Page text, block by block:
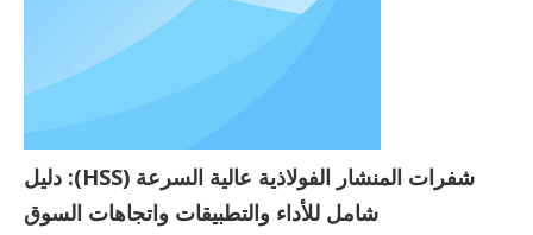
شفرات المنشار الفولاذية عالية السرعة (HSS): دليل
شامل للأداء والتطبيقات واتجاهات السوق